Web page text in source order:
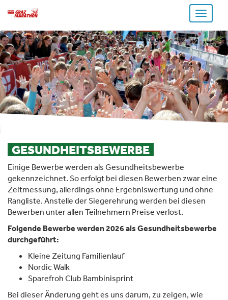
Toggle
GESUNDHEITSBEWERBE
Einige Bewerbe werden als Gesundheitsbewerbe
gekennzeichnet. So erfolgt bei diesen Bewerben zwar eine
Zeitmessung, allerdings ohne Ergebniswertung und ohne
Rangliste. Anstelle der Siegerehrung werden bei diesen
Bewerben unter allen Teilnehmern Preise verlost.
Folgende Bewerbe werden 2026 als Gesundheitsbewerbe
durchgeführt:
Kleine Zeitung Familienlauf
Nordic Walk
Sparefroh Club Bambinisprint
Bei dieser Änderung geht es uns darum, zu zeigen, wie